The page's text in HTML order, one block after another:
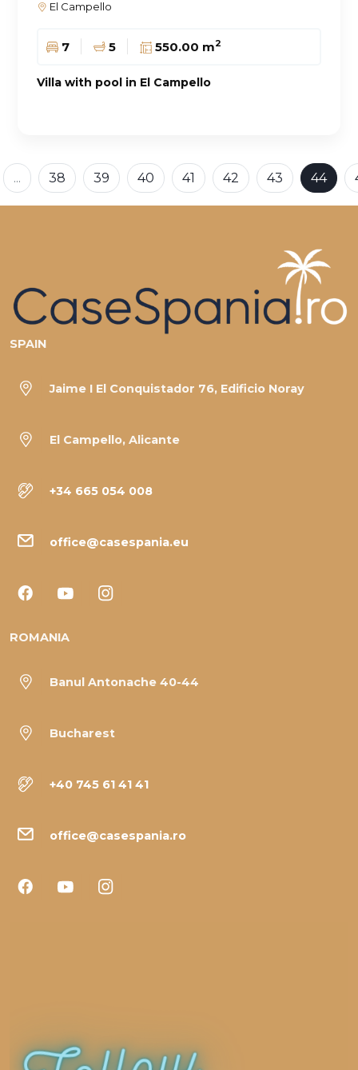
El Campello
7 5 550.00 m2
Villa with pool in El Campello
... 38 39 40 41 42 43 44
SPAIN
Jaime I El Conquistador 76, Edificio Noray
El Campello, Alicante
+34 665 054 008
office@casespania.eu
ROMANIA
Banul Antonache 40-44
Bucharest
+40 745 61 41 41
office@casespania.ro